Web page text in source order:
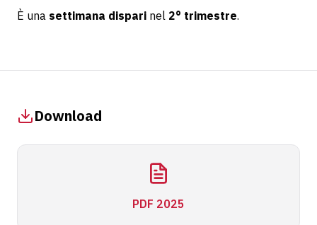
È una settimana dispari nel 2° trimestre.
Download
PDF 2025